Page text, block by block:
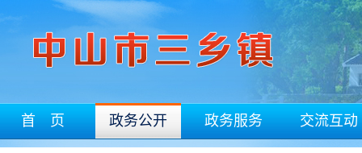
首 页 政务公开 政务服务 交流互动